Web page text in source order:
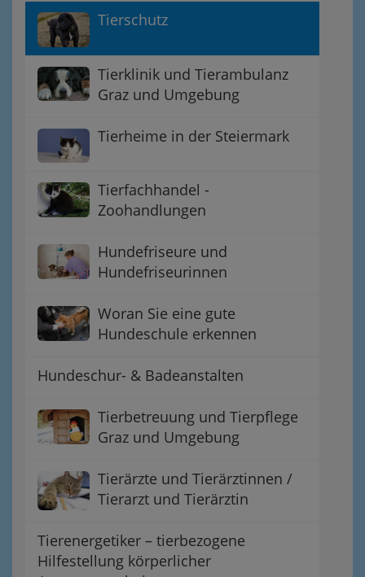
Tierschutz
Tierklinik und Tierambulanz
Graz und Umgebung
Tierheime in der Steiermark
Tierfachhandel -
Zoohandlungen
Hundefriseure und
Hundefriseurinnen
Woran Sie eine gute
Hundeschule erkennen
Hundeschur- & Badeanstalten
Tierbetreuung und Tierpflege
Graz und Umgebung
Tierärzte und Tierärztinnen /
Tierarzt und Tierärztin
Tierenergetiker – tierbezogene
Hilfestellung körperlicher